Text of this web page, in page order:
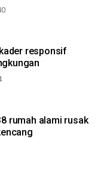
responsif
rumah alami rusak